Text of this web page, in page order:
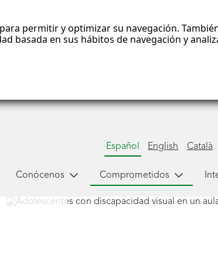
permitir y optimizar su navegación.
basada en sus hábitos de navegación y
Español English Català
Conócenos Comprometidos